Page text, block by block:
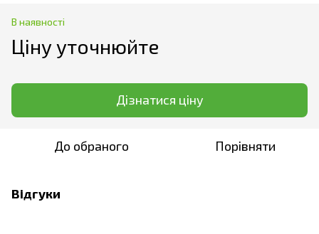
В наявності
Ціну уточнюйте
Дізнатися ціну
До обраного Порівняти
Відгуки